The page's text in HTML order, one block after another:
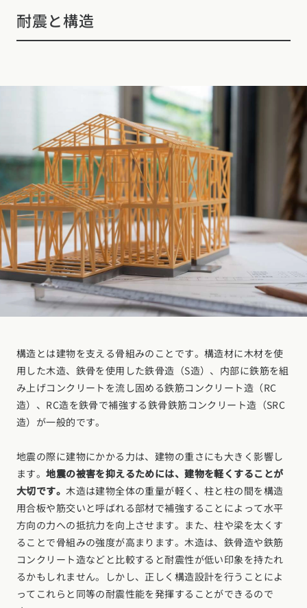
耐震と構造
構造とは建物を支える骨組みのことです。構造材に木材を使
用した木造、鉄骨を使用した鉄骨造（S造）、内部に鉄筋を組
み上げコンクリートを流し固める鉄筋コンクリート造（RC
造）、RC造を鉄骨で補強する鉄骨鉄筋コンクリート造（SRC
造）が一般的です。
地震の際に建物にかかる力は、建物の重さにも大きく影響し
ます。地震の被害を抑えるためには、建物を軽くすることが
大切です。木造は建物全体の重量が軽く、柱と柱の間を構造
用合板や筋交いと呼ばれる部材で補強することによって水平
方向の力への抵抗力を向上させます。また、柱や梁を太くす
ることで骨組みの強度が高まります。木造は、鉄骨造や鉄筋
コンクリート造などと比較すると耐震性が低い印象を持たれ
るかもしれません。しかし、正しく構造設計を行うことによ
ってこれらと同等の耐震性能を発揮することができるので
選択中のエリア：全国
位置情報を元に
現在地から探す
北海道・東北エリア
北海道 (3)青森県 (2)岩手県 (1)宮城県 (0)秋田県 (5)山形県 (8)
福島県 (4)
関東エリア
東京都 (12)神奈川県 (7)埼玉県 (19) 千葉県 (16)茨城県 (7)
栃木県 (2)群馬県 (7)
甲信越・北陸エリア
富山県 (6)